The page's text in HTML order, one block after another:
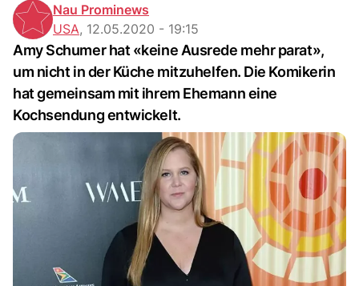
Nau Prominews
USA, 12.05.2020 - 19:15
Amy Schumer hat «keine Ausrede mehr parat»,
um nicht in der Küche mitzuhelfen. Die Komikerin
hat gemeinsam mit ihrem Ehemann eine
Kochsendung entwickelt.